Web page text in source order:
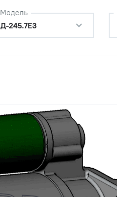
Модель
Д-245.7Е3
Наличие
Обратитесь к
консультанту
Наличие
Обратитесь к